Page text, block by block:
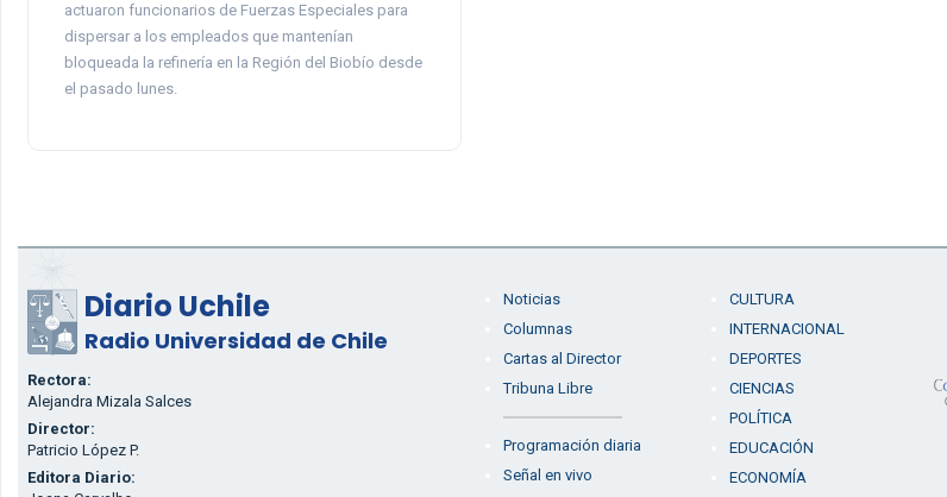
actuaron funcionarios de Fuerzas Especiales para
dispersar a los empleados que mantenían
bloqueada la refinería en la Región del Biobío desde
el pasado lunes.
Diario Uchile
Radio Universidad de Chile
Rectora:
Alejandra Mizala Salces
Director:
Patricio López P.
Editora Diario:
Noticias
Columnas
Cartas al Director
Tribuna Libre
Programación diaria
Señal en vivo
CULTURA
INTERNACIONAL
DEPORTES
CIENCIAS
POLÍTICA
EDUCACIÓN
ECONOMÍA